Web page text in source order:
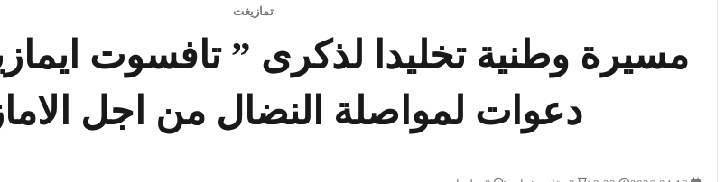
تمازيغت
مسيرة وطنية تخليدا لذكرى ” تافسوت
دعوات لمواصلة النضال من اجل